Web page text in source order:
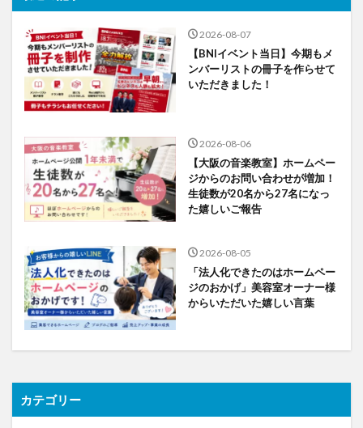
2026-08-07
【BNIイベント当日】今期もメ
ンバーリストの冊子を作らせて
いただきました！
2026-08-06
【大阪の音楽教室】ホームペー
ジからのお問い合わせが増加！
生徒数が20名から27名になっ
た嬉しいご報告
2026-08-05
「法人化できたのはホームペー
ジのおかげ」美容室オーナー様
からいただいた嬉しい言葉
カテゴリー